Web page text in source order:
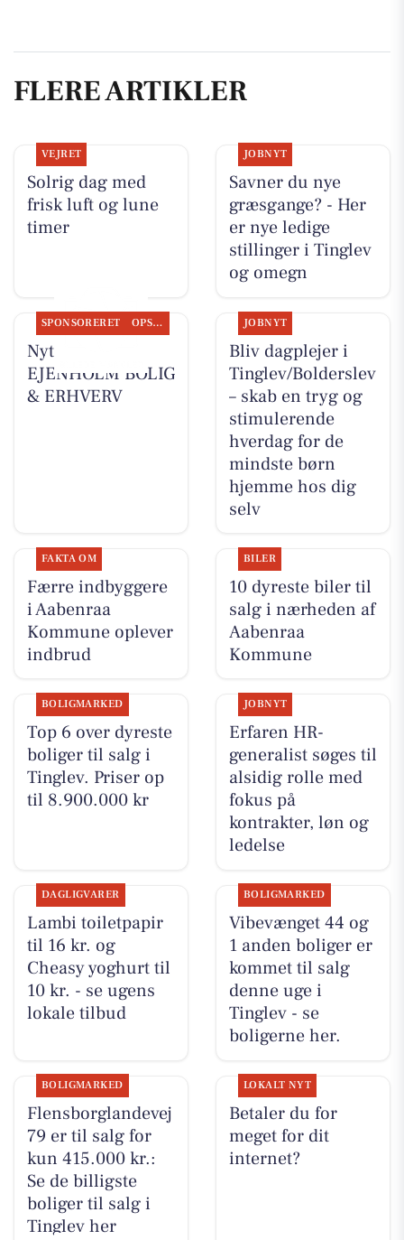
FLERE ARTIKLER
VEJRET
Solrig dag med
frisk luft og lune
timer
JOBNYT
Savner du nye
græsgange? - Her
er nye ledige
stillinger i Tinglev
og omegn
SPONSORERET OPSLAGSTAVLEN
Nyt fra
EJENHOLM BOLIG
& ERHVERV
JOBNYT
Bliv dagplejer i
Tinglev/Bolderslev
– skab en tryg og
stimulerende
hverdag for de
mindste børn
hjemme hos dig
selv
FAKTA OM
Færre indbyggere
i Aabenraa
Kommune oplever
indbrud
BILER
10 dyreste biler til
salg i nærheden af
Aabenraa
Kommune
BOLIGMARKED
Top 6 over dyreste
boliger til salg i
Tinglev. Priser op
til 8.900.000 kr
JOBNYT
Erfaren HR-
generalist søges til
alsidig rolle med
fokus på
kontrakter, løn og
ledelse
DAGLIGVARER
Lambi toiletpapir
til 16 kr. og
Cheasy yoghurt til
10 kr. - se ugens
lokale tilbud
BOLIGMARKED
Vibevænget 44 og
1 anden boliger er
kommet til salg
denne uge i
Tinglev - se
boligerne her.
BOLIGMARKED
Flensborglandevej
79 er til salg for
kun 415.000 kr.:
Se de billigste
boliger til salg i
Tinglev her
LOKALT NYT
Betaler du for
meget for dit
internet?